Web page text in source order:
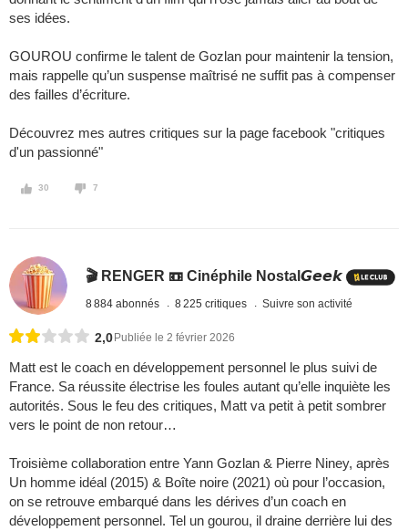
ses idées.
GOUROU confirme le talent de Gozlan pour maintenir la tension,
mais rappelle qu’un suspense maîtrisé ne suffit pas à compenser
des failles d’écriture.
Découvrez mes autres critiques sur la page facebook "critiques
d'un passionné"
30 7
🎬 RENGER 📼 Cinéphile Nostal𝙂𝙚𝙚𝙠
8 884 abonnés 8 225 critiques Suivre son activité
2,0 Publiée le 2 février 2026
Matt est le coach en développement personnel le plus suivi de
France. Sa réussite électrise les foules autant qu’elle inquiète les
autorités. Sous le feu des critiques, Matt va petit à petit sombrer
vers le point de non retour…
Troisième collaboration entre Yann Gozlan & Pierre Niney, après
Un homme idéal (2015) & Boîte noire (2021) où pour l’occasion,
on se retrouve embarqué dans les dérives d’un coach en
développement personnel. Tel un gourou, il draine derrière lui des